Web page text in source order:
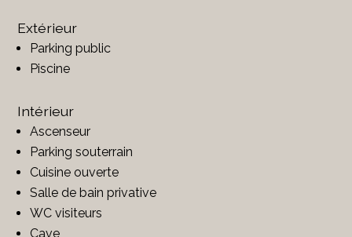
Extérieur
Parking public
Piscine
Intérieur
Ascenseur
Parking souterrain
Cuisine ouverte
Salle de bain privative
WC visiteurs
Cave